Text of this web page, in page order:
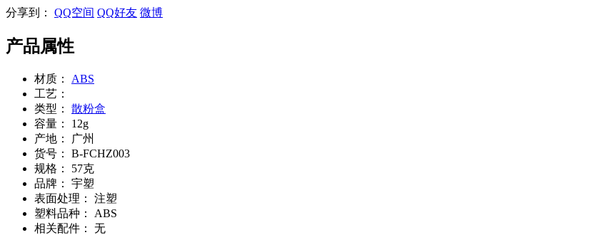
分享到： QQ空间 QQ好友 微博
产品属性
材质：
ABS
工艺：
类型：
散粉盒
容量：
12g
产地：
广州
货号：
B-FCHZ003
规格：
57克
品牌：
宇塑
表面处理：
注塑
塑料品种：
ABS
相关配件：
无